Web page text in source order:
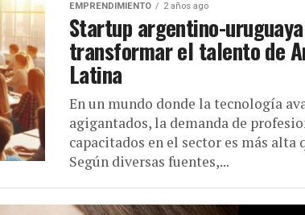
EMPRENDIMIENTO 2 años ago
Startup argentino-
transformar el talento de
Latina
En un mundo donde la tecnología
agigantados, la demanda de
capacitados en el sector es más alta
Según diversas fuentes,...